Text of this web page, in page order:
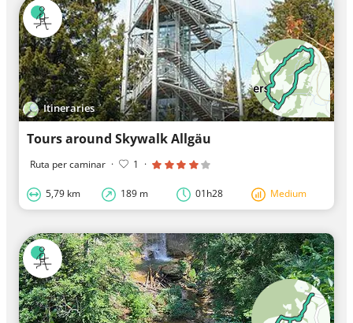
Itineraries
Tours around Skywalk Allgäu
Ruta per caminar · 1 ·
5,79 km 189 m 01h28 Medium